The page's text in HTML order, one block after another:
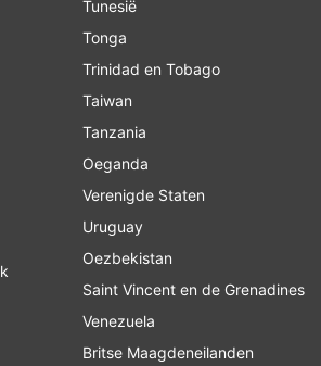
Tunesië
Tonga
Trinidad en Tobago
Taiwan
Tanzania
Oeganda
Verenigde Staten
Uruguay
Oezbekistan
Saint Vincent en de Grenadines
Venezuela
Britse Maagdeneilanden